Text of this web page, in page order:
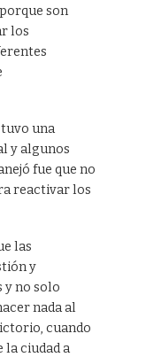
son
los
una
y algunos
fue que no
reactivar los
las
y
y no solo
nada al
cuando
la ciudad a